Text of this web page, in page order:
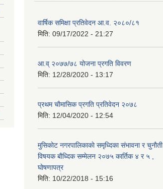
वार्षिक समिक्षा प्रतिवेदन आ.व. २०८०/८१
मिति: 09/17/2022 - 21:27
आ.व् २०७७/७८ योजना प्रगति विवरण
मिति: 12/28/2020 - 13:17
प्रथम चाैमासिक प्रगति प्रतिवेदन २०७८
मिति: 12/04/2020 - 12:54
मुसिकाेट नगरपालिकाकाे समृध्दिका संभावना र चुनाैती
विषयक बाैध्दिक सम्मेलन २०७५ कार्तिक ४ र ५ ,
घाेषणापत्र
मिति: 10/22/2018 - 15:16